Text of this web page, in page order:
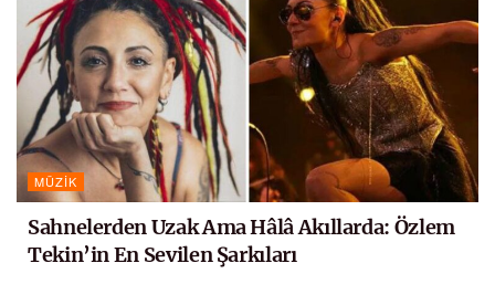
MÜZIK
Sahnelerden Uzak Ama Hâlâ Akıllarda: Özlem
Tekin’in En Sevilen Şarkıları